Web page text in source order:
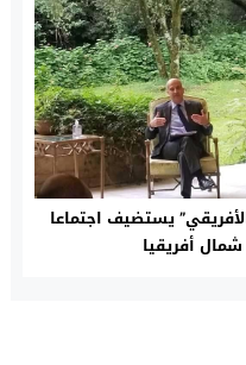
يستضيف اجتماعا
أفريقيا